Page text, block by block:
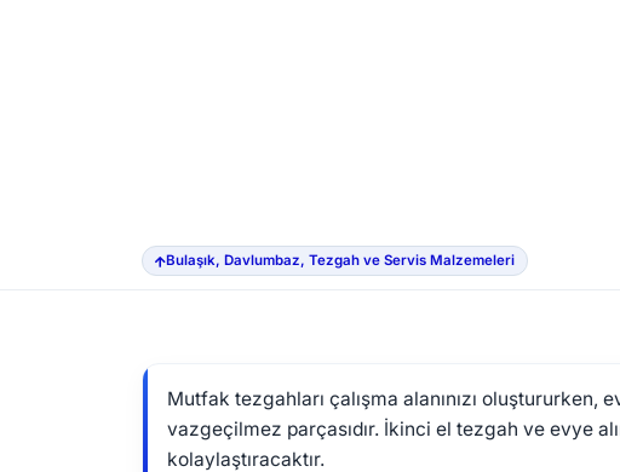
Bulaşık, Davlumbaz, Tezgah ve Servis Malzemeleri
Mutfak tezgahları çalışma alanınızı
vazgeçilmez parçasıdır. İkinci el tezgah ve evye
kolaylaştıracaktır.